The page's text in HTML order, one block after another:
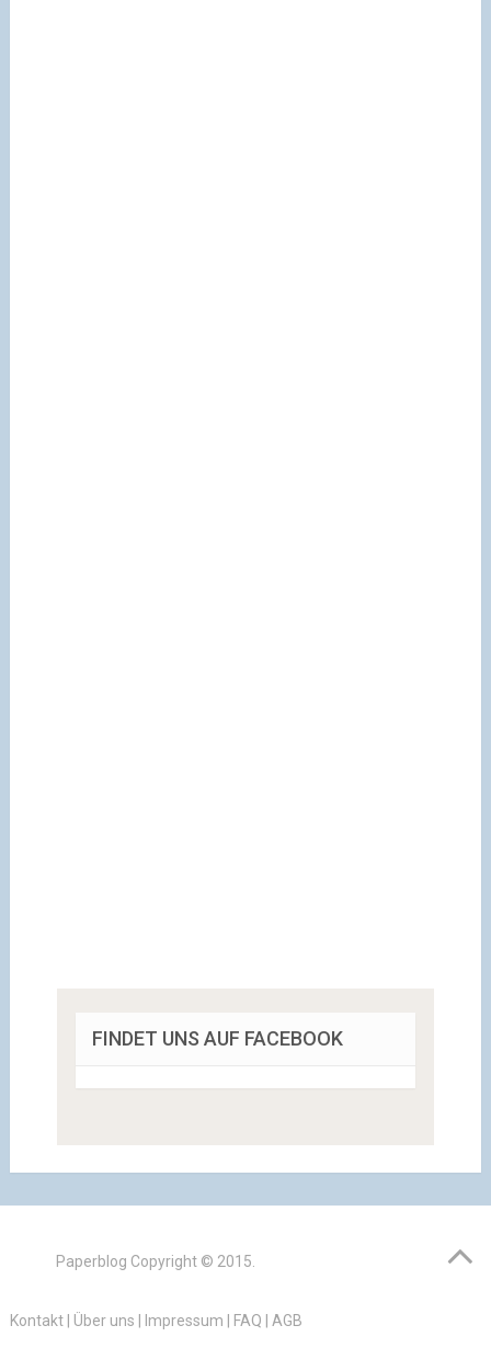
FINDET UNS AUF FACEBOOK
Paperblog Copyright © 2015.
Kontakt| Über uns Impressum FAQ AGB